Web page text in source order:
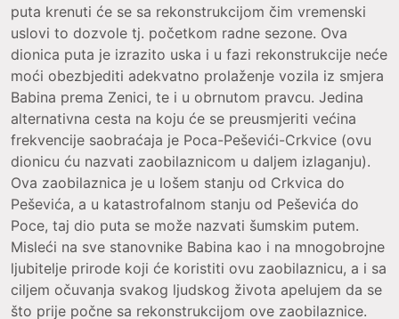
puta krenuti će se sa rekonstrukcijom čim vremenski
uslovi to dozvole tj. početkom radne sezone. Ova
dionica puta je izrazito uska i u fazi rekonstrukcije neće
moći obezbjediti adekvatno prolaženje vozila iz smjera
Babina prema Zenici, te i u obrnutom pravcu. Jedina
alternativna cesta na koju će se preusmjeriti većina
frekvencije saobraćaja je Poca-Peševići-Crkvice (ovu
dionicu ću nazvati zaobilaznicom u daljem izlaganju).
Ova zaobilaznica je u lošem stanju od Crkvica do
Peševića, a u katastrofalnom stanju od Peševića do
Poce, taj dio puta se može nazvati šumskim putem.
Misleći na sve stanovnike Babina kao i na mnogobrojne
ljubitelje prirode koji će koristiti ovu zaobilaznicu, a i sa
ciljem očuvanja svakog ljudskog života apelujem da se
što prije počne sa rekonstrukcijom ove zaobilaznice.